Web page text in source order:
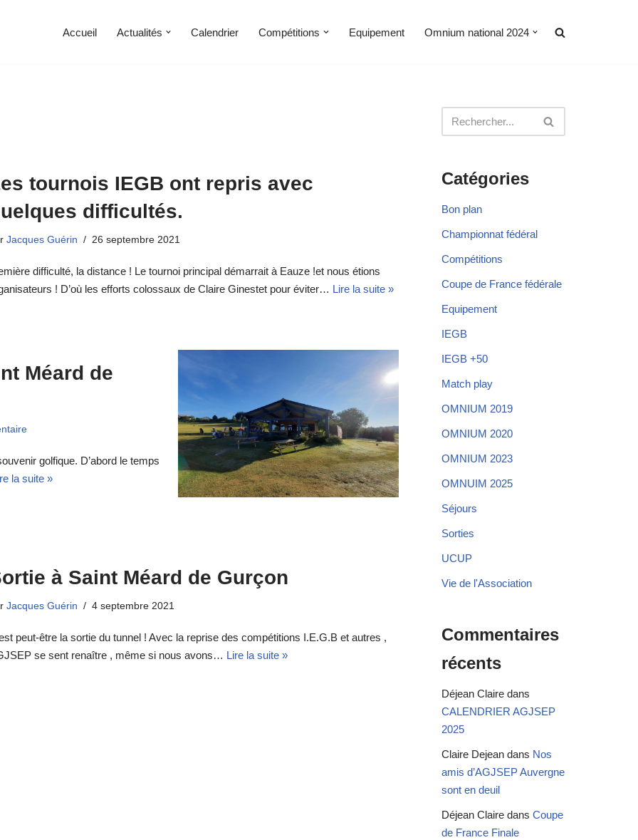
Accueil Actualités Calendrier Compétitions Equipement Omnium national 2024
tournois IEGB ont repris avec
difficultés.
Jacques Guérin 26 septembre 2021
difficulté, la distance ! Le tournoi principal démarrait à Eauze !et nous étions
! D’où les efforts colossaux de Claire Ginestet pour éviter… Lire la suite »
Méard de
golfique. D’abord le temps
la suite »
à Saint Méard de Gurçon
Jacques Guérin 4 septembre 2021
peut-être la sortie du tunnel ! Avec la reprise des compétitions I.E.G.B et autres ,
se sent renaître , même si nous avons… Lire la suite »
Catégories
Bon plan
Championnat fédéral
Compétitions
Coupe de France fédérale
Equipement
IEGB
IEGB +50
Match play
OMNIUM 2019
OMNIUM 2020
OMNIUM 2023
OMNUIM 2025
Séjours
Sorties
UCUP
Vie de l'Association
Commentaires
récents
Déjean Claire dans
CALENDRIER AGJSEP
2025
Claire Dejean dans Nos
amis d’AGJSEP Auvergne
sont en deuil
Déjean Claire dans Coupe
de France Finale